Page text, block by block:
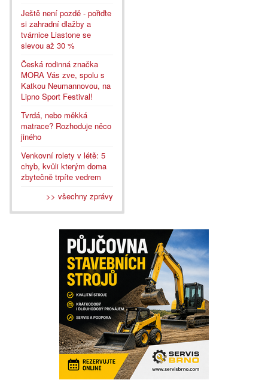
Ještě není pozdě - pořiďte
si zahradní dlažby a
tvárnice Liastone se
slevou až 30 %
Česká rodinná značka
MORA Vás zve, spolu s
Katkou Neumannovou, na
Lipno Sport Festival!
Tvrdá, nebo měkká
matrace? Rozhoduje něco
jiného
Venkovní rolety v létě: 5
chyb, kvůli kterým doma
zbytečně trpíte vedrem
>> všechny zprávy